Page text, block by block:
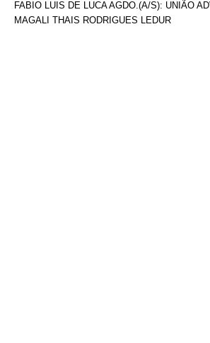
FABIO LUIS DE LUCA AGDO.(A/S): UNIÃO
MAGALI THAIS RODRIGUES LEDUR